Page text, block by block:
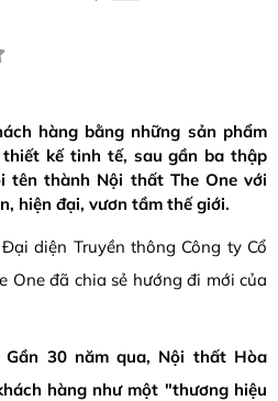
hàng bằng những sản phẩm
kế tinh tế, sau gần ba thập
tên thành Nội thất The One với
hiện đại, vươn tầm thế giới.
diện Truyền thông Công ty Cổ
One đã chia sẻ hướng đi mới của
30 năm qua, Nội thất Hòa
hàng như một "thương hiệu